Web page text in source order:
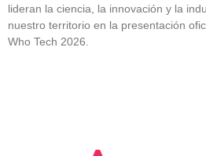
lideran la ciencia, la innovación y la
nuestro territorio en la presentación
Who Tech 2026.